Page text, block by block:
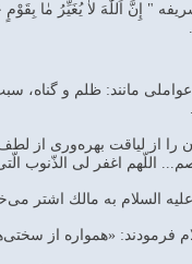
" إِنَّ اَللّٰهَ لاٰ يُغَيِّرُ مٰا
مانند: ظلم و گناه،
را از لياقت بهره‌ورى از
اللّهم اغفر لى الذّنوب
السلام به مالك اشتر
فرمودند: «همواره از